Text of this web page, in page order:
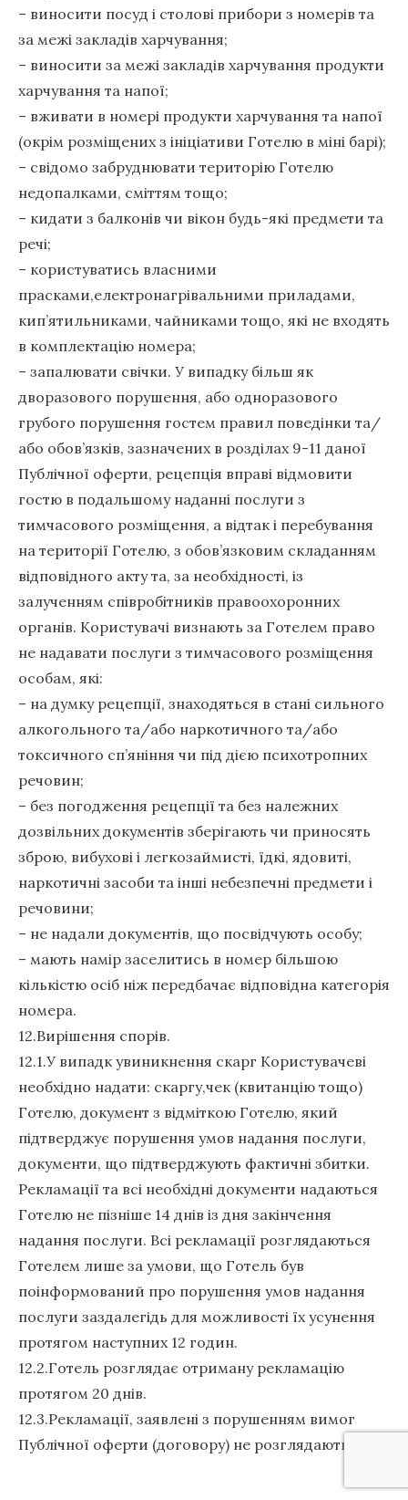
– виносити посуд і столові прибори з номерів та
за межі закладів харчування;
– виносити за межі закладів харчування продукти
харчування та напої;
– вживати в номері продукти харчування та напої
(окрім розміщених з ініціативи Готелю в міні барі);
– свідомо забруднювати територію Готелю
недопалками, сміттям тощо;
– кидати з балконів чи вікон будь-які предмети та
речі;
– користуватись власними
прасками,електронагрівальними приладами,
кип’ятильниками, чайниками тощо, які не входять
в комплектацію номера;
– запалювати свічки. У випадку більш як
дворазового порушення, або одноразового
грубого порушення гостем правил поведінки та/
або обов’язків, зазначених в розділах 9-11 даної
Публічної оферти, рецепція вправі відмовити
гостю в подальшому наданні послуги з
тимчасового розміщення, а відтак і перебування
на території Готелю, з обов’язковим складанням
відповідного акту та, за необхідності, із
залученням співробітників правоохоронних
органів. Користувачі визнають за Готелем право
не надавати послуги з тимчасового розміщення
особам, які:
– на думку рецепції, знаходяться в стані сильного
алкогольного та/або наркотичного та/або
токсичного сп’яніння чи під дією психотропних
речовин;
– без погодження рецепції та без належних
дозвільних документів зберігають чи приносять
зброю, вибухові і легкозаймисті, їдкі, ядовиті,
наркотичні засоби та інші небезпечні предмети і
речовини;
– не надали документів, що посвідчують особу;
– мають намір заселитись в номер більшою
кількістю осіб ніж передбачає відповідна категорія
номера.
12.Вирішення спорів.
12.1.У випадк увиникнення скарг Користувачеві
необхідно надати: скаргу,чек (квитанцію тощо)
Готелю, документ з відміткою Готелю, який
підтверджує порушення умов надання послуги,
документи, що підтверджують фактичні збитки.
Рекламації та всі необхідні документи надаються
Готелю не пізніше 14 днів із дня закінчення
надання послуги. Всі рекламації розглядаються
Готелем лише за умови, що Готель був
поінформований про порушення умов надання
послуги заздалегідь для можливості їх усунення
протягом наступних 12 годин.
12.2.Готель розглядає отриману рекламацію
протягом 20 днів.
12.3.Рекламації, заявлені з порушенням вимог
Публічної оферти (договору) не розглядаються.